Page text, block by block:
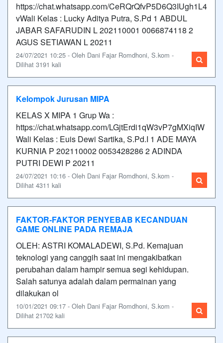
https://chat.whatsapp.com/CeRQrQfvP5D6Q3IUgh1L4
vWali Kelas : Lucky Aditya Putra, S.Pd 1 ABDUL
JABAR SAFARUDIN L 202110001 0066874118 2
AGUS SETIAWAN L 20211
24/07/2021 10:25 - Oleh Dani Fajar Romdhoni, S.kom -
Dilihat 3191 kali
Kelompok Jurusan MIPA
KELAS X MIPA 1 Grup Wa :
https://chat.whatsapp.com/LGjtErdi1qW3vP7gMXiqIW
Wali Kelas : Euis Dewi Sartika, S.Pd.I 1 ADE MAYA
KURNIA P 202110002 0053428286 2 ADINDA
PUTRI DEWI P 20211
24/07/2021 10:16 - Oleh Dani Fajar Romdhoni, S.kom -
Dilihat 4311 kali
FAKTOR-FAKTOR PENYEBAB KECANDUAN
GAME ONLINE PADA REMAJA
OLEH: ASTRI KOMALADEWI, S.Pd. Kemajuan
teknologi yang canggih saat ini mengakibatkan
perubahan dalam hampir semua segi kehidupan.
Salah satunya adalah dalam permainan yang
dilakukan ol
10/01/2021 09:17 - Oleh Dani Fajar Romdhoni, S.kom -
Dilihat 21702 kali